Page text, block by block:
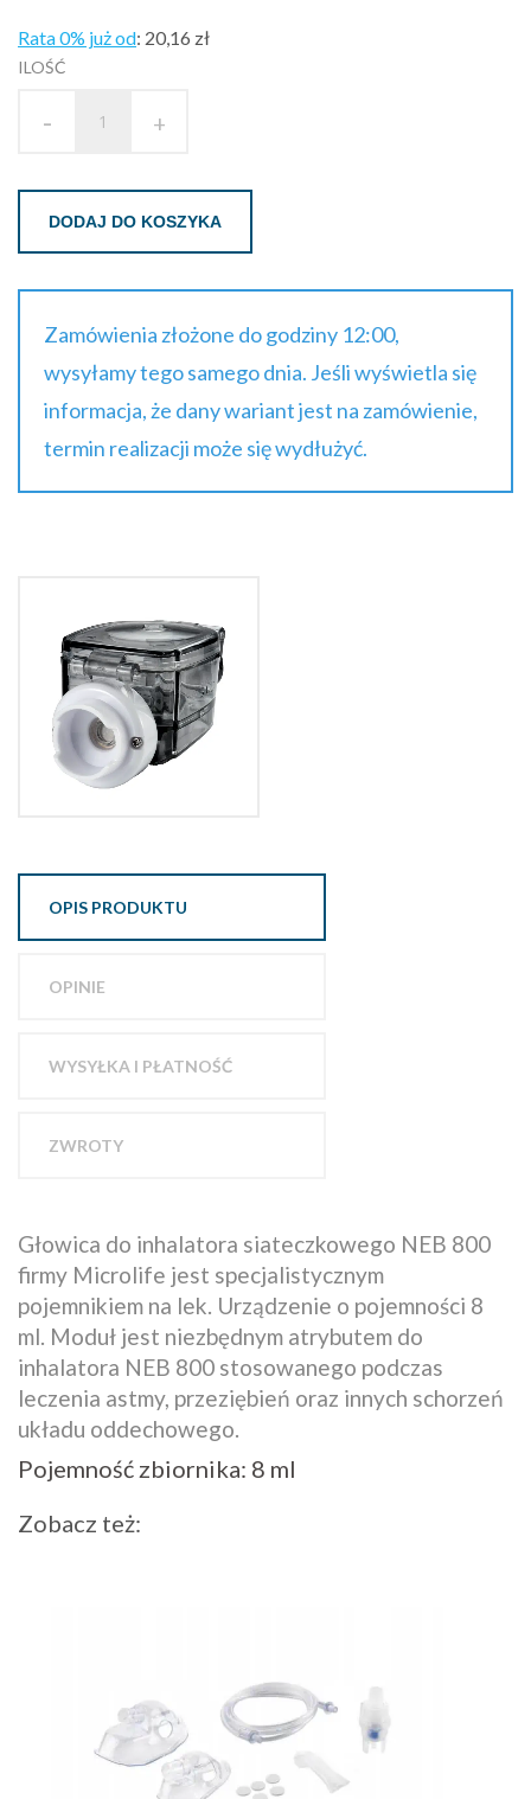
Rata 0% już od: 20,16 zł
ILOŚĆ
- +
DODAJ DO KOSZYKA
Zamówienia złożone do godziny 12:00,
wysyłamy tego samego dnia. Jeśli wyświetla się
informacja, że dany wariant jest na zamówienie,
termin realizacji może się wydłużyć.
OPIS PRODUKTU
OPINIE
WYSYŁKA I PŁATNOŚĆ
ZWROTY
Głowica do inhalatora siateczkowego NEB 800
firmy Microlife jest specjalistycznym
pojemnikiem na lek. Urządzenie o pojemności 8
ml. Moduł jest niezbędnym atrybutem do
inhalatora NEB 800 stosowanego podczas
leczenia astmy, przeziębień oraz innych schorzeń
układu oddechowego.
Pojemność zbiornika: 8 ml
Zobacz też: